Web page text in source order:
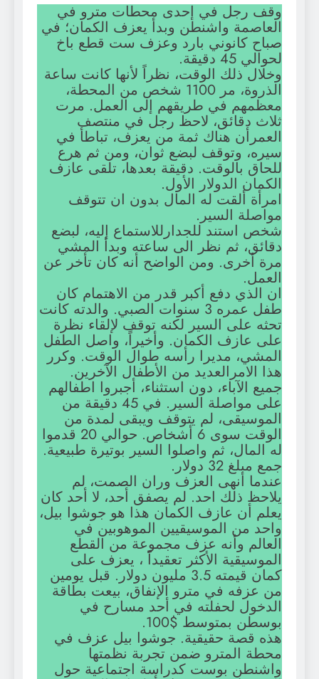
وقف رجل في إحدى محطات مترو في
العاصمة واشنطن وبدأ يعزف الكمان؛ في
صباح كانوني بارد وعزف ست قطع باخ
لحوالي 45 دقيقة.
وخلال ذلك الوقت، نظراً لأنها كانت ساعة
الذروة، مر 1100 شخص من المحطة،
معظمهم في طريقهم إلى العمل. مرت
ثلاث دقائق، لاحظ رجل في منتصف
العمرأن هناك ثمة من يعزف، تباطأ في
سيره، وتوقف لبضع ثوان، ومن ثم هرع
للحاق بالوقت. دقيقة بعدها، تلقی عازف
الكمان الدولار الأول.
امرأة ألقت له المال بدون ان تتوقف
مواصلة السير.
شخص استند للجدارللاستماع إليه، لبضع
دقائق، ثم نظر الی ساعته وبدأ المشي
مرة أخرى. ومن الواضح أنه كان تأخر عن
العمل.
ان الذي دفع أكبر قدر من الاهتمام كان
طفل عمره 3 سنوات الصبي. والدته كانت
تحثه علی السير لكنه توقف لإلقاء نظرة
على عازف الكمان. وأخيراً، واصل الطفل
المشي، مديرا رأسه طوال الوقت. وكرر
هذا الامرالعديد من الأطفال الآخرين.
جميع الآباء، دون استثناء، أجبروا اطفالهم
على مواصلة السير. في 45 دقيقة من
الموسيقى، لم يتوقف ويبقی لمدة من
الوقت سوى 6 أشخاص. حوالي 20 قدموا
له المال، ثم واصلوا السير بوتيرة طبيعية.
جمع مبلغ 32 دولار.
عندما أنهى العزف وران الصمت، لم
يلاحظ ذلك احد. لم يصفق أحد، لا أحد كان
يعلم أن عازف الكمان هذا هو جوشوا بيل،
واحد من الموسيقيين الموهوبين في
العالم وأنه عزف مجموعة من القطع
الموسيقية الأكثر تعقيداً ، يعزف علی
كمان قيمته 3.5 مليون دولار. قبل يومين
من عزفه في مترو الإنفاق، بيعت بطاقة
الدخول لحفلته في أحد مسارح في
بوسطن بمتوسط $100.
هذه قصة حقيقية. جوشوا بيل عزف في
محطة المترو ضمن تجربة نظمتها
واشنطن بوست كدراسة اجتماعية حول